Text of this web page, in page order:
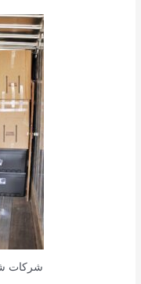
شركات